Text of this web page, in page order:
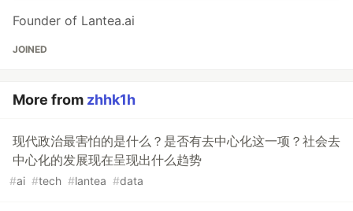
Founder of Lantea.ai
JOINED
More from zhhk1h
现代政治最害怕的是什么？是否有去中心化这一项？社会去
中心化的发展现在呈现出什么趋势
#ai #tech #lantea #data